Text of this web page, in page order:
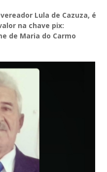
Lula de Cazuza, é
na chave pix:
de Maria do Carmo